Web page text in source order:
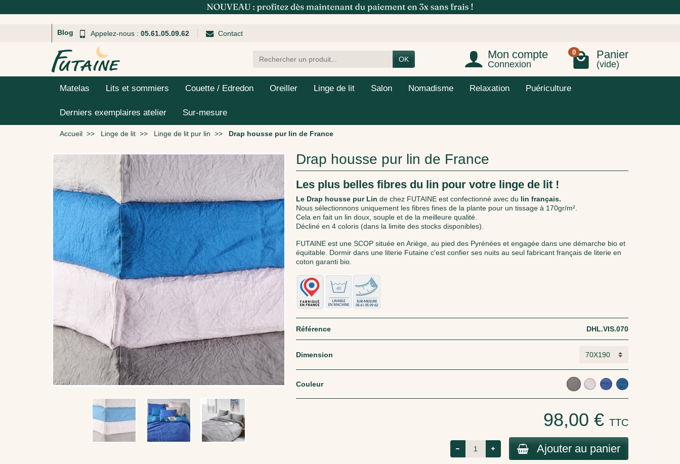
Blog Appelez-nous : 05.61.05.09.62 Contact
OK Mon compte
Connexion
0 Panier
(vide)
Matelas Lits et sommiers Couette / Edredon Oreiller Linge de lit Salon Nomadisme Relaxation Puériculture
Derniers exemplaires atelier Sur-mesure
Accueil Linge de lit Linge de lit pur lin Drap housse pur lin de France
Drap housse pur lin de France
Les plus belles fibres du lin pour votre linge de lit !
Le Drap housse pur Linde chez FUTAINE est confectionné avec du lin français.
Nous sélectionnons uniquement les fibres fines de la plante pour un tissage à 170gr/m².
Cela en fait un lin doux, souple et de la meilleure qualité.
Décliné en 4 coloris (dans la limite des stocks disponibles).
FUTAINE est une SCOP située en Ariège, au pied des Pyrénées et engagée dans une démarche bio et
équitable. Dormir dans une literie Futaine c'est confier ses nuits au seul fabricant français de literie en
coton garanti bio.
Référence DHL.VIS.070
Dimension
Couleur
98,00 € TTC
Ajouter au panier